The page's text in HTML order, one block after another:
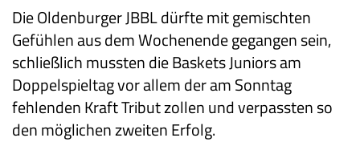
Die Oldenburger JBBL dürfte mit gemischten
Gefühlen aus dem Wochenende gegangen sein,
schließlich mussten die Baskets Juniors am
Doppelspieltag vor allem der am Sonntag
fehlenden Kraft Tribut zollen und verpassten so
den möglichen zweiten Erfolg.